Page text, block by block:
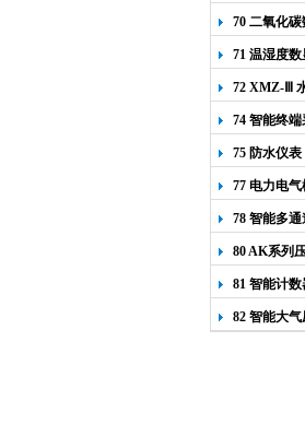
70 二氧化
71 温湿度数
72 XMZ-Ⅲ
74 智能终
75 防水仪表
77 电力电气
78 智能多
80 AK系列
81 智能计
82 智能大